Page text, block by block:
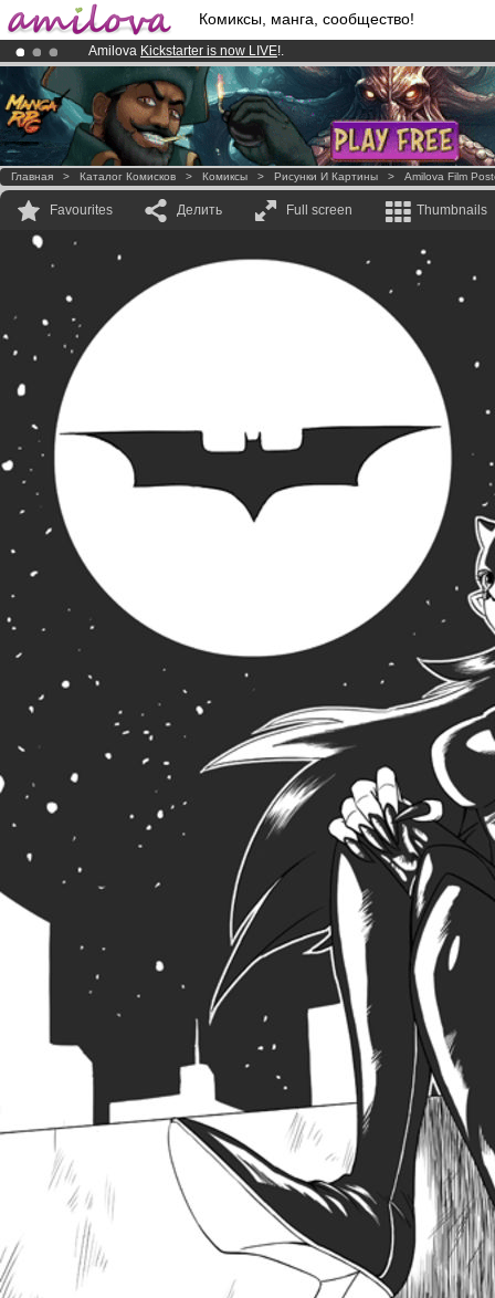
Комиксы, манга, сообщество!
Amilova Kickstarter is now LIVE!.
Premium membership from3.95 eurosper month !Get membership
Already 100000 membersand 1000 comics & mangas!.
Главная > Каталог Комисков > Комиксы > Рисунки И Картины > Amilova Film
Favourites Делить Full screen Thumbnails